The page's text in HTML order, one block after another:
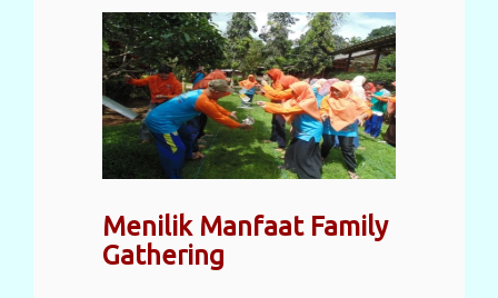
Menilik Manfaat Family
Gathering